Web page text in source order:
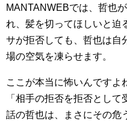
MANTANWEBでは、哲也
れ、髪を切ってほしいと迫
サが拒否しても、哲也は自
場の空気を凍らせます。
ここが本当に怖いんですよ
「相手の拒否を拒否とし
話の哲也は、まさにその危